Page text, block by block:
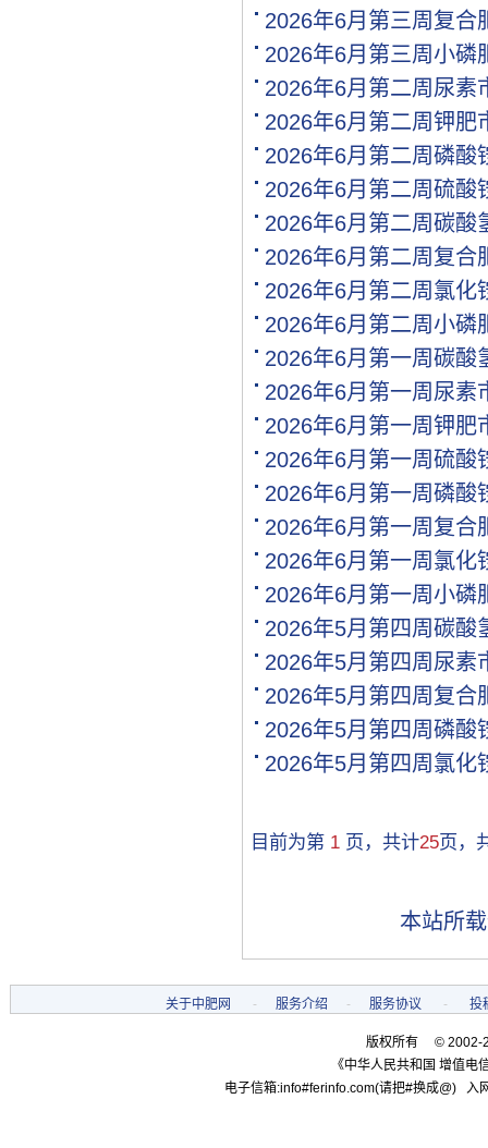
[购买]黑龙江双鸭山购买一.
2026年6月第三周复合
2026年6月第三周小磷
2026年6月第二周尿素
2026年6月第二周钾肥
2026年6月第二周磷酸
2026年6月第二周硫酸
2026年6月第二周碳酸
2026年6月第二周复合
2026年6月第二周氯化
2026年6月第二周小磷
2026年6月第一周碳酸
2026年6月第一周尿素
2026年6月第一周钾肥
2026年6月第一周硫酸
2026年6月第一周磷酸
2026年6月第一周复合
2026年6月第一周氯化
2026年6月第一周小磷
2026年5月第四周碳酸
2026年5月第四周尿素
2026年5月第四周复合
2026年5月第四周磷酸
2026年5月第四周氯化
目前为第 1页，共计25页，
本站所
关于中肥网 - 服务介绍 - 服务协议 - 投
版权所有 © 2002-
《中华人民共和国 增值电
电子信箱:info#ferinfo.com(请把#换成@)